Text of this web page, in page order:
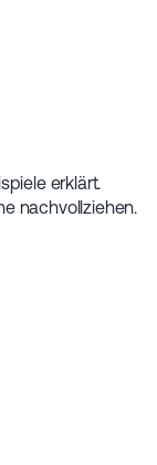
erklärt.
nachvollziehen.